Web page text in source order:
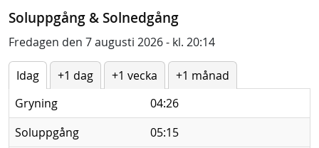
Soluppgång & Solnedgång
Fredagen den 7 augusti 2026 - kl. 20:14
Idag +1 dag +1 vecka
+1 månad
Gryning
04:26
Soluppgång
05:15